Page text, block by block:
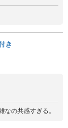
き
の共感すぎる。